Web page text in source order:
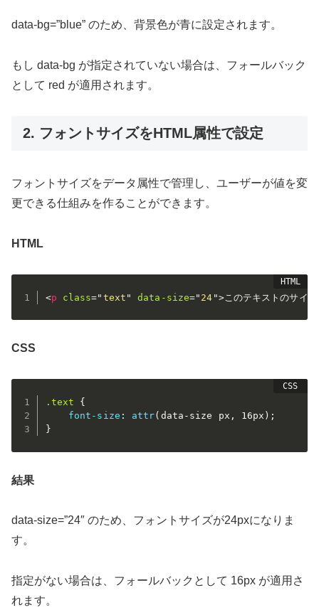
data-bg=”blue” のため、背景色が青に設定されます。
もし data-bg が指定されていない場合は、フォールバック
として red が適用されます。
2. フォントサイズをHTML属性で設定
フォントサイズをデータ属性で管理し、ユーザーが値を変
更できる仕組みを作ることができます。
HTML
<p class=" text " data-size=" 24 ">このテキストのサイ
CSS
.text
{
font-size : attr( data-size px , 16px ) ;
}
結果
data-size=”24″ のため、フォントサイズが24pxになりま
す。
指定がない場合は、フォールバックとして 16px が適用さ
れます。